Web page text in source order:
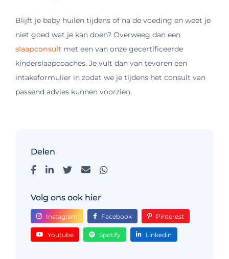
Blijft je baby huilen tijdens of na de voeding en weet je
niet goed wat je kan doen? Overweeg dan een
slaapconsult met een van onze gecertificeerde
kinderslaapcoaches. Je vult dan van tevoren een
intakeformulier in zodat we je tijdens het consult van
passend advies kunnen voorzien.
Delen
Volg ons ook hier
Instagram Facebook Pinterest
Youtube Spotify Linkedin